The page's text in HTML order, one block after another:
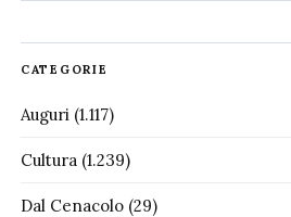
CATEGORIE
Auguri(1.117)
Cultura(1.239)
Dal Cenacolo(29)